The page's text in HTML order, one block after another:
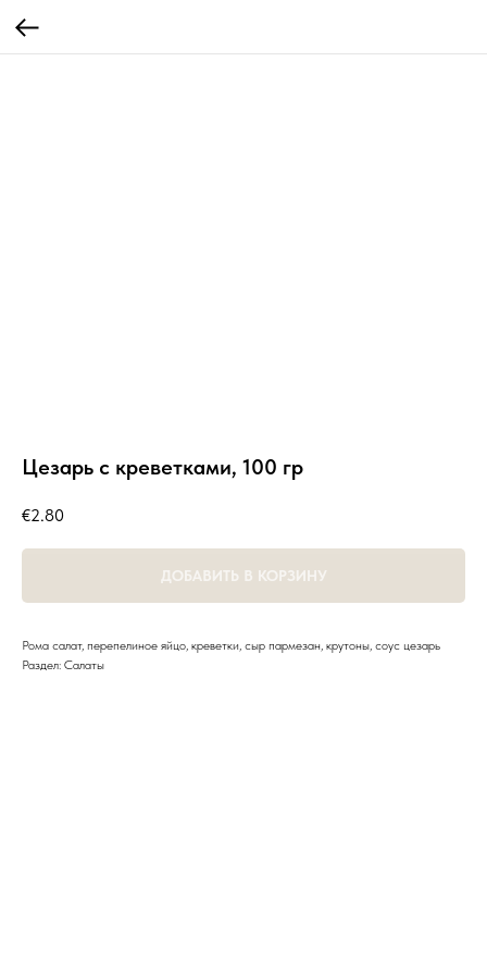
Цезарь с креветками, 100 гр
€2.80
ДОБАВИТЬ В КОРЗИНУ
Рома салат, перепелиное яйцо, креветки, сыр пармезан, крутоны, соус цезарь
Раздел: Салаты